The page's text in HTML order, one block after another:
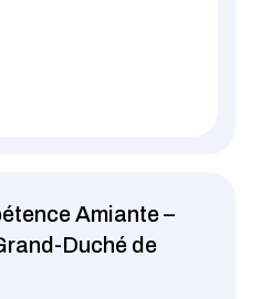
de travail
Amiante –
Duché de